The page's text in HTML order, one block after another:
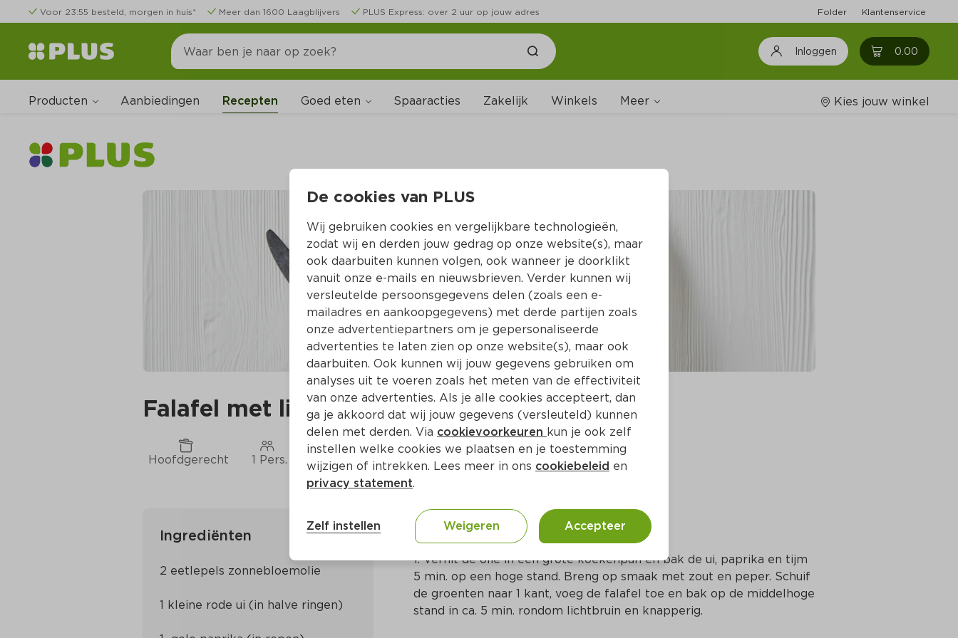
Voor 23:55 besteld, morgen in huis* Meer dan 1600 Laagblijvers PLUS Express: over 2 uur op jouw adres Folder Klantenservice
Inloggen 0.00 0
Producten Aanbiedingen Recepten Goed eten Spaaracties Zakelijk Winkels Meer Kies jouw winkel
Falafel met linzen, paprika en tzatziki
Hoofdgerecht 1 Pers. Ca. 15 Min Midden-Oosters
Ingrediënten
Bereidingswijze
1. Verhit de olie in een grote koekenpan en bak de ui, paprika en tijm
5 min. op een hoge stand. Breng op smaak met zout en peper. Schuif
de groenten naar 1 kant, voeg de falafel toe en bak op de middelhoge
stand in ca. 5 min. rondom lichtbruin en knapperig.
De cookies van PLUS
Wij gebruiken cookies en vergelijkbare technologieën,
zodat wij en derden jouw gedrag op onze website(s), maar
ook daarbuiten kunnen volgen, ook wanneer je doorklikt
vanuit onze e-mails en nieuwsbrieven. Verder kunnen wij
versleutelde persoonsgegevens delen (zoals een e-
mailadres en aankoopgegevens) met derde partijen zoals
onze advertentiepartners om je gepersonaliseerde
advertenties te laten zien op onze website(s), maar ook
daarbuiten. Ook kunnen wij jouw gegevens gebruiken om
analyses uit te voeren zoals het meten van de effectiviteit
van onze advertenties. Als je alle cookies accepteert, dan
ga je akkoord dat wij jouw gegevens (versleuteld) kunnen
delen met derden. Via cookievoorkeuren kun je ook zelf
instellen welke cookies we plaatsen en je toestemming
wijzigen of intrekken. Lees meer in ons cookiebeleid en
privacy statement.
Zelf instellen Weigeren Accepteer